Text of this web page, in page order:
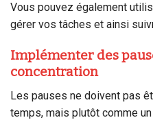
Vous pouvez également
gérer vos tâches et ainsi
Implémenter des
concentration
Les pauses ne doivent pas
temps, mais plutôt comme